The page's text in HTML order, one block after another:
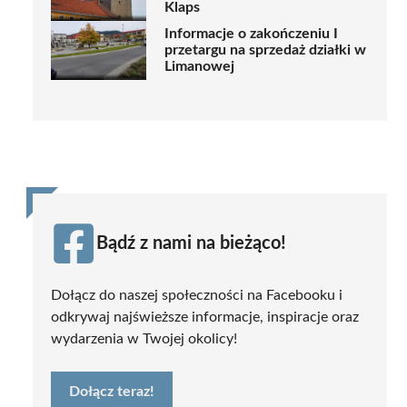
Klaps
Informacje o zakończeniu I
przetargu na sprzedaż działki w
Limanowej
Bądź z nami na bieżąco!
Dołącz do naszej społeczności na Facebooku i
odkrywaj najświeższe informacje, inspiracje oraz
wydarzenia w Twojej okolicy!
Dołącz teraz!